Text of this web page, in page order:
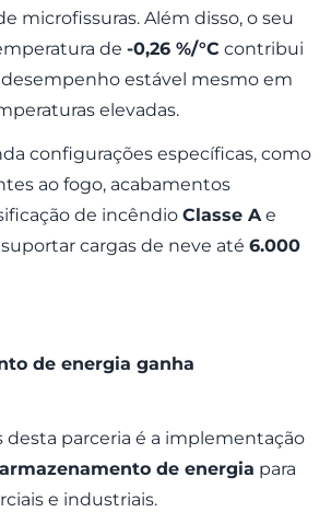
microfissuras. Além disso, o seu
de -0,26 %/°C contribui
estável mesmo em
elevadas.
configurações específicas, como
ao fogo, acabamentos
de incêndio Classe Ae
cargas de neve até 6.000
de energia ganha
desta parceria é a implementação
de energia para
e industriais.